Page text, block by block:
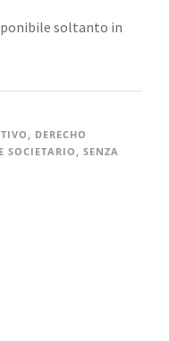
soltanto in
, DERECHO
SOCIETARIO , SENZA